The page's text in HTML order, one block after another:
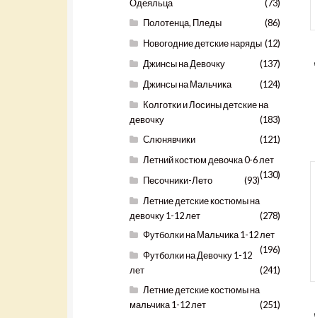
Одеяльца
(73)
Полотенца, Пледы
(86)
Новогодние детские наряды (12)
Джинсы на Девочку
(137)
Джинсы на Мальчика
(124)
Колготки и Лосины детские на
девочку
(183)
Слюнявчики
(121)
Летний костюм девочка 0-6 лет
(130)
Песочники-Лето
(93)
Летние детские костюмы на
девочку 1-12 лет
(278)
Футболки на Мальчика 1-12 лет
(196)
Футболки на Девочку 1-12
лет
(241)
Летние детские костюмы на
мальчика 1-12 лет
(251)